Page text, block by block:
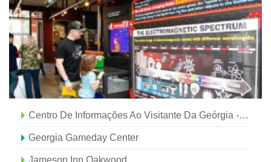
Centro De Informações Ao Visitante Da Geórgia - Planícies
Georgia Gameday Center
Jameson Inn Oakwood